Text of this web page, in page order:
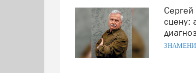
Сергей Никоненко борется с недугом, но не покидает
сцену: